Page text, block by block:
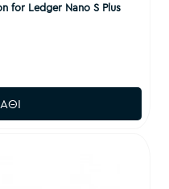
for Ledger Nano S Plus